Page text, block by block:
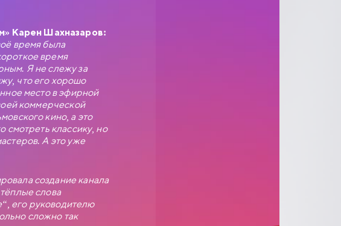
Карен Шахназаров:
время была
время
Я не слежу за
что его хорошо
место в эфирной
коммерческой
кино, а это
смотреть классику, но
А это уже
создание канала
слова
его руководителю
сложно так